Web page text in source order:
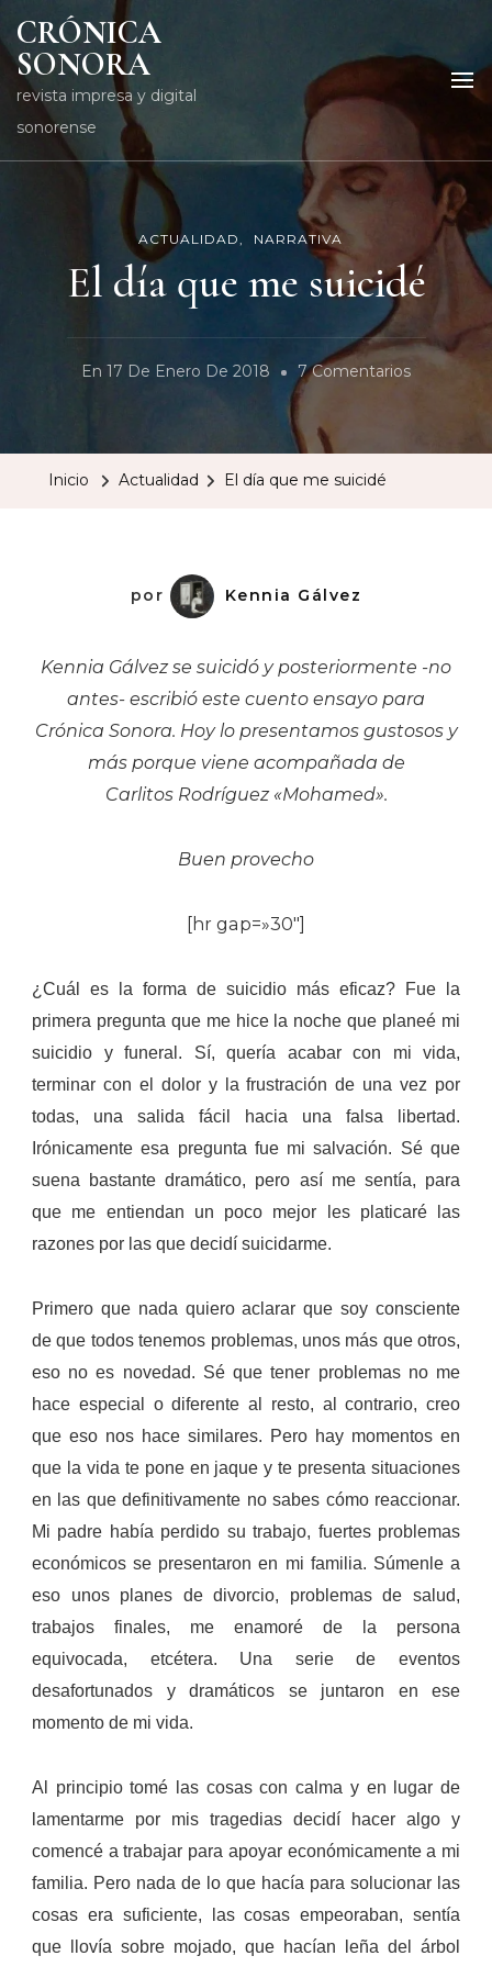
CRÓNICA
SONORA
revista impresa y digital
sonorense
ACTUALIDAD NARRATIVA
El día que me suicidé
En 17 De Enero De 2018 7 ComentariosEn
Inicio Actualidad El día que me suicidé
por Kennia Gálvez
Kennia Gálvez se suicidó y posteriormente -no
antes- escribió este cuento ensayo para
Crónica Sonora. Hoy lo presentamos gustosos y
más porque viene acompañada de
Carlitos Rodríguez «Mohamed».
Buen provecho
[hr gap=»30″]
¿Cuál es la forma de suicidio más eficaz? Fue la
primera pregunta que me hice la noche que planeé mi
suicidio y funeral. Sí, quería acabar con mi vida,
terminar con el dolor y la frustración de una vez por
todas, una salida fácil hacia una falsa libertad.
Irónicamente esa pregunta fue mi salvación. Sé que
suena bastante dramático, pero así me sentía, para
que me entiendan un poco mejor les platicaré las
razones por las que decidí suicidarme.
Primero que nada quiero aclarar que soy consciente
de que todos tenemos problemas, unos más que otros,
eso no es novedad. Sé que tener problemas no me
hace especial o diferente al resto, al contrario, creo
que eso nos hace similares. Pero hay momentos en
que la vida te pone en jaque y te presenta situaciones
en las que definitivamente no sabes cómo reaccionar.
Mi padre había perdido su trabajo, fuertes problemas
económicos se presentaron en mi familia. Súmenle a
eso unos planes de divorcio, problemas de salud,
trabajos finales, me enamoré de la persona
equivocada, etcétera. Una serie de eventos
desafortunados y dramáticos se juntaron en ese
momento de mi vida.
Al principio tomé las cosas con calma y en lugar de
lamentarme por mis tragedias decidí hacer algo y
comencé a trabajar para apoyar económicamente a mi
familia. Pero nada de lo que hacía para solucionar las
cosas era suficiente, las cosas empeoraban, sentía
que llovía sobre mojado, que hacían leña del árbol